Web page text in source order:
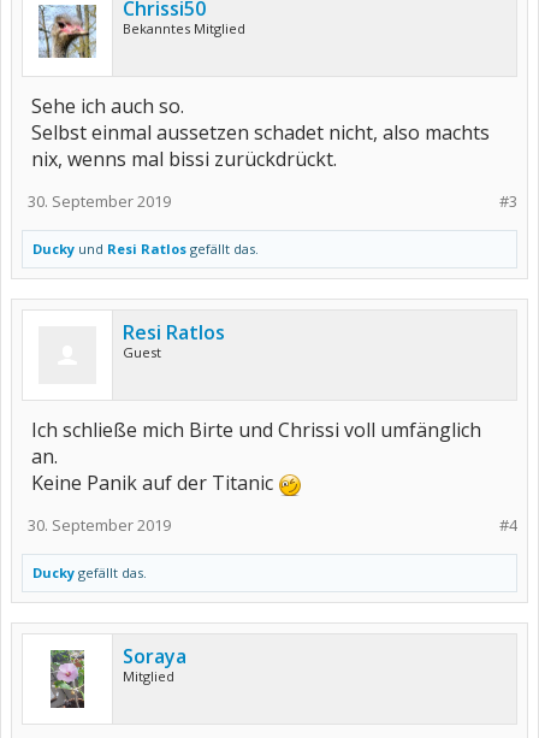
Chrissi50
Bekanntes Mitglied
Sehe ich auch so.
Selbst einmal aussetzen schadet nicht, also machts
nix, wenns mal bissi zurückdrückt.
#3
30. September 2019
Ducky und Resi Ratlos gefällt das.
Resi Ratlos
Guest
Ich schließe mich Birte und Chrissi voll umfänglich
an.
Keine Panik auf der Titanic
#4
30. September 2019
Ducky gefällt das.
Soraya
Mitglied